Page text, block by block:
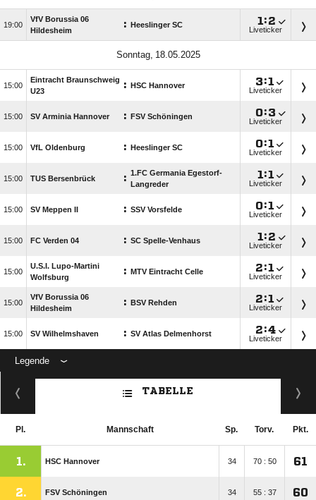

VfV Borussia 06
Hildesheim
: Heeslinger SC  :
Liveticker
 

Eintracht Braunschweig
U23
: HSC Hannover :
Liveticker
 SV Arminia Hannover : FSV Schöningen :
Liveticker
 VfL Oldenburg : Heeslinger SC :
Liveticker
 TUS Bersenbrück : 1.FC Germania Egestorf-
Langreder
 :
Liveticker
 SV Meppen II : SSV Vorsfelde :
Liveticker
 FC Verden 04 : SC Spelle-Venhaus  :
Liveticker

U.S.I. Lupo-Martini
Wolfsburg
: MTV Eintracht Celle :
Liveticker

VfV Borussia 06
Hildesheim
: BSV Rehden :
Liveticker
 SV Wilhelmshaven : SV Atlas Delmenhorst :
Liveticker
Legende
ANZEIGE
TABELLE
Pl. Mannschaft Sp. Torv. Pkt.
1. HSC Hannover 34 70 : 50 61
2. FSV Schöningen 34 55 : 37 60